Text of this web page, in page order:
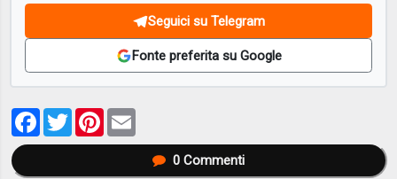
Seguici su Telegram
Fonte preferita su Google
Facebook
TwitterPinterest
0Commenti